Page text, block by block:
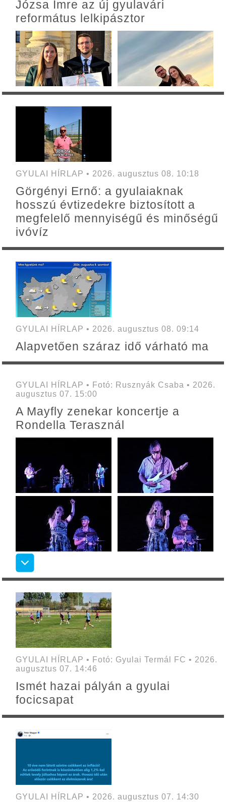
Józsa Imre az új gyulavári
református lelkipásztor
GYULAI HÍRLAP • 2026. augusztus 08. 10:18
Görgényi Ernő: a gyulaiaknak
hosszú évtizedekre biztosított a
megfelelő mennyiségű és minőségű
ivóvíz
GYULAI HÍRLAP • 2026. augusztus 08. 09:14
Alapvetően száraz idő várható ma
GYULAI HÍRLAP • Fotó: Rusznyák Csaba • 2026.
augusztus 07. 15:00
A Mayfly zenekar koncertje a
Rondella Terasznál
GYULAI HÍRLAP • Fotó: Gyulai Termál FC • 2026.
augusztus 07. 14:46
Ismét hazai pályán a gyulai
focicsapat
GYULAI HÍRLAP • 2026. augusztus 07. 14:30